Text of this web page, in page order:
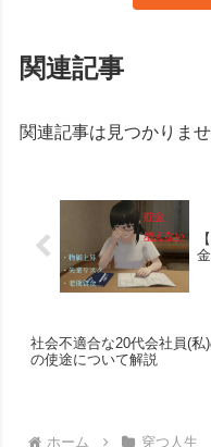
関連記事
関連記事は見つかりませ
社会不適合な20代会社員(私
の使途について解説
ホーム 穿つ人生